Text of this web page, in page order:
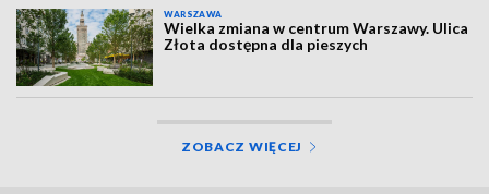
WARSZAWA
Wielka zmiana w centrum Warszawy. Ulica
Złota dostępna dla pieszych
ZOBACZ WIĘCEJ